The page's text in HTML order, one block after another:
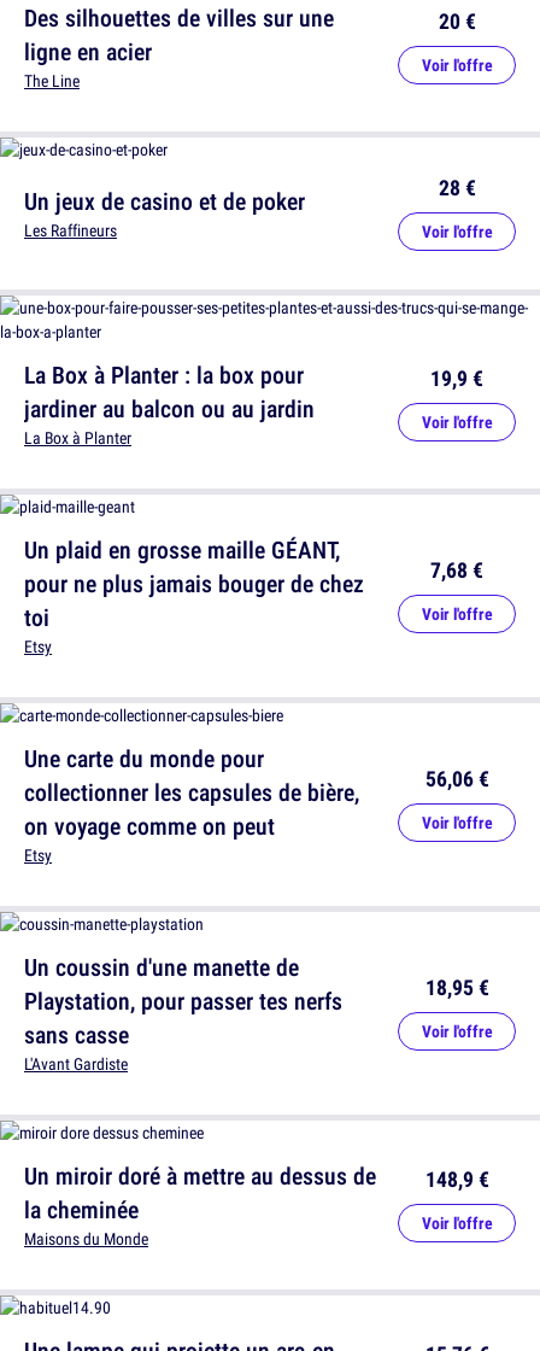
Des silhouettes de villes sur une
ligne en acier
The Line
20 €
Voir l'offre
La Box à Planter : la box pour
jardiner au balcon ou au jardin
La Box à Planter
19,9 €
Voir l'offre
Une carte du monde pour
collectionner les capsules de bière,
on voyage comme on peut
Etsy
56,06 €
Voir l'offre
Un miroir doré à mettre au dessus de
la cheminée
Maisons du Monde
148,9 €
Voir l'offre
Un jeux de casino et de poker
Les Raffineurs
28 €
Voir l'offre
Un plaid en grosse maille GÉANT,
pour ne plus jamais bouger de chez
toi
Etsy
7,68 €
Voir l'offre
Un coussin d'une manette de
Playstation, pour passer tes nerfs
sans casse
L'Avant Gardiste
18,95 €
Voir l'offre